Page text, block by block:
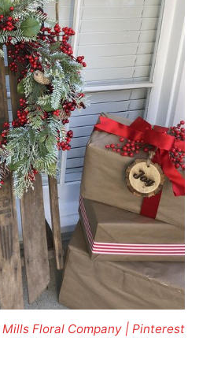
Mills Floral Company | Pinterest